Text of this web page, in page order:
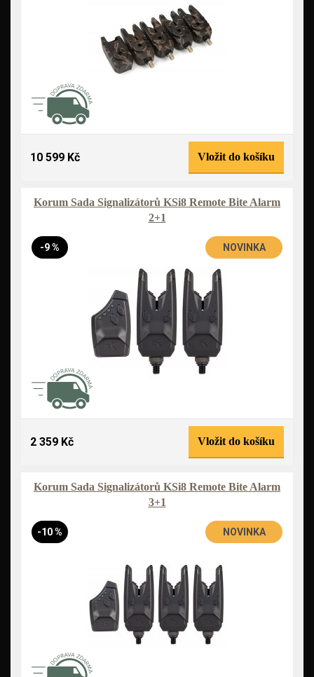
10 599 Kč Vložit do košíku
Korum Sada Signalizátorů KSi8 Remote Bite Alarm
2+1
-9 % NOVINKA
2 359 Kč Vložit do košíku
Korum Sada Signalizátorů KSi8 Remote Bite Alarm
3+1
-10 % NOVINKA